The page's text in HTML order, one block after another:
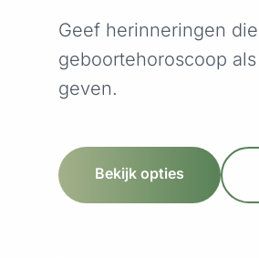
Geef herinneringen
geboortehoroscoop
geven.
Bekijk opties